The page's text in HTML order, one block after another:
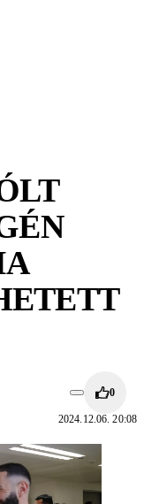
0
2024.12.06. 20:08